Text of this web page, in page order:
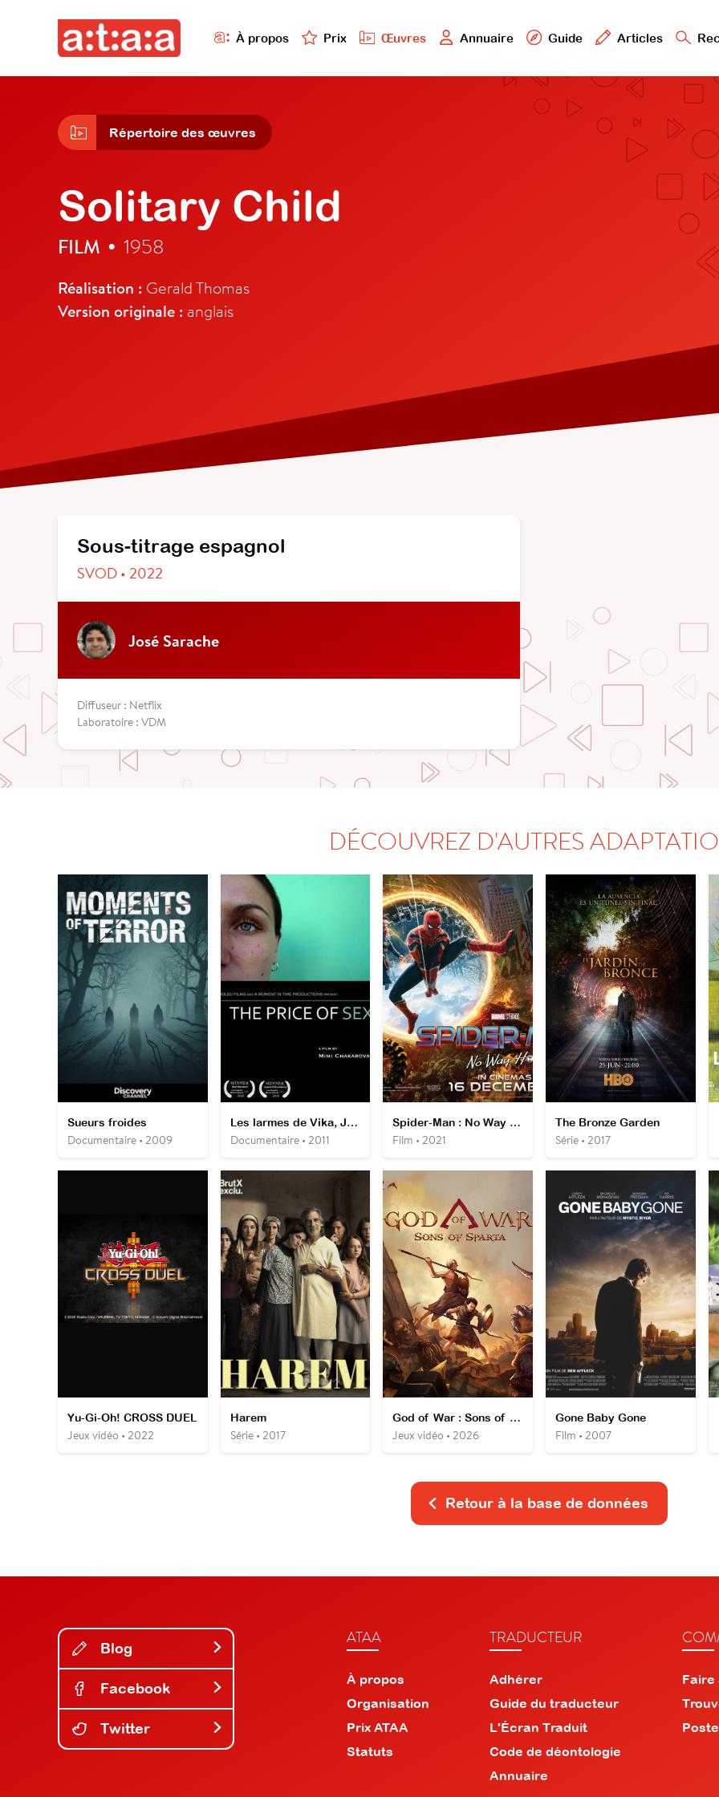
À propos Prix Œuvres Annuaire Guide Articles
Répertoire des œuvres
Solitary Child
FILM • 1958
Réalisation : Gerald Thomas
Version originale : anglais
Sous-titrage espagnol
SVOD • 2022
José Sarache
Diffuseur : Netflix
Laboratoire : VDM
DÉCOUVREZ D'AUTRES
Sueurs froides
Documentaire • 2009
Les larmes de Vika, Jenea, Olesea
Documentaire • 2011
Spider-Man : No Way Home
Film • 2021
The Bronze Garden
Série • 2017
Yu-Gi-Oh! CROSS DUEL
Jeux vidéo • 2022
Harem
Série • 2017
God of War : Sons of Sparta
Jeux vidéo • 2026
Gone Baby Gone
Film • 2007
Retour à la base de données
Blog
Facebook
Twitter
ATAA
À propos
Organisation
Prix ATAA
Statuts
TRADUCTEUR
Adhérer
Guide du traducteur
L'Écran Traduit
Code de déontologie
Annuaire